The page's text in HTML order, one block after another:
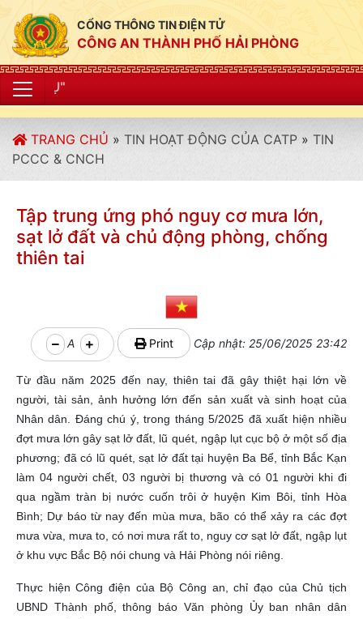
CỔNG THÔNG TIN ĐIỆN TỬ
CÔNG AN THÀNH PHỐ HẢI PHÒNG
TRANG CHỦ » TIN HOẠT ĐỘNG CỦA CATP » TIN
PCCC & CNCH
Tập trung ứng phó nguy cơ mưa lớn,
sạt lở đất và chủ động phòng, chống
thiên tai
A Print Cập nhật: 25/06/2025 23:42
Từ đầu năm 2025 đến nay, thiên tai đã gây thiệt hại lớn về
người, tài sản, ảnh hưởng lớn đến sản xuất và sinh hoạt của
Nhân dân. Đáng chú ý, trong tháng 5/2025 đã xuất hiện nhiều
đợt mưa lớn gây sạt lở đất, lũ quét, ngập lụt cục bộ ở một số địa
phương; đã có lũ quét, sạt lở đất tại huyện Ba Bể, tỉnh Bắc Kạn
làm 04 người chết, 03 người bị thương và có 01 người khi đi
qua ngầm tràn bị nước cuốn trôi ở huyện Kim Bôi, tỉnh Hòa
Bình; Dự báo từ nay đến mùa mưa, bão có thể xảy ra các đợt
mưa vừa, mưa to, có nơi mưa rất to, nguy cơ sạt lở đất, ngập lụt
ở khu vực Bắc Bộ nói chung và Hải Phòng nói riêng.
Thực hiện Công điện của Bộ Công an, chỉ đạo của Chủ tịch
UBND Thành phố, thông báo Văn phòng Ủy ban nhân dân